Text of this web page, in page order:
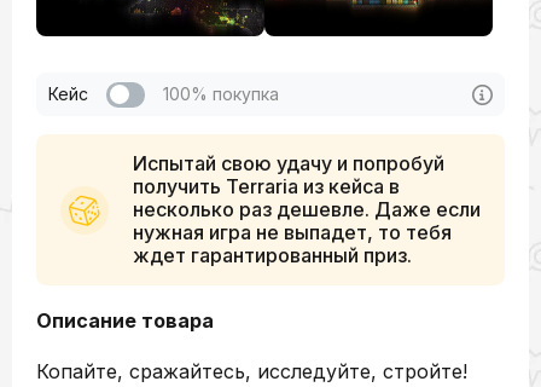
Кейс 100% покупка
Испытай свою удачу и попробуй
получить Terraria из кейса в
несколько раз дешевле. Даже если
нужная игра не выпадет, то тебя
ждет гарантированный приз.
Описание товара
Копайте, сражайтесь, исследуйте, стройте!